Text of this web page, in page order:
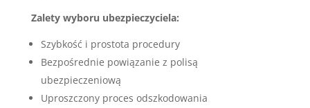
Zalety wyboru ubezpieczyciela:
Szybkość i prostota procedury
Bezpośrednie powiązanie z polisą
ubezpieczeniową
Uproszczony proces odszkodowania